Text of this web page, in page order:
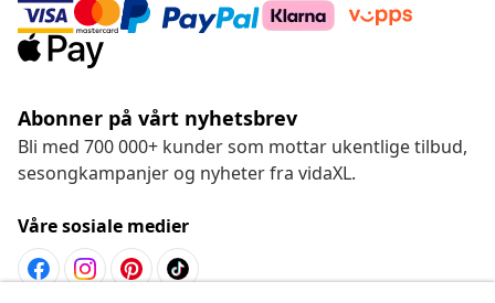
Abonner på vårt nyhetsbrev
Bli med 700 000+ kunder som mottar ukentlige tilbud,
sesongkampanjer og nyheter fra vidaXL.
Våre sosiale medier